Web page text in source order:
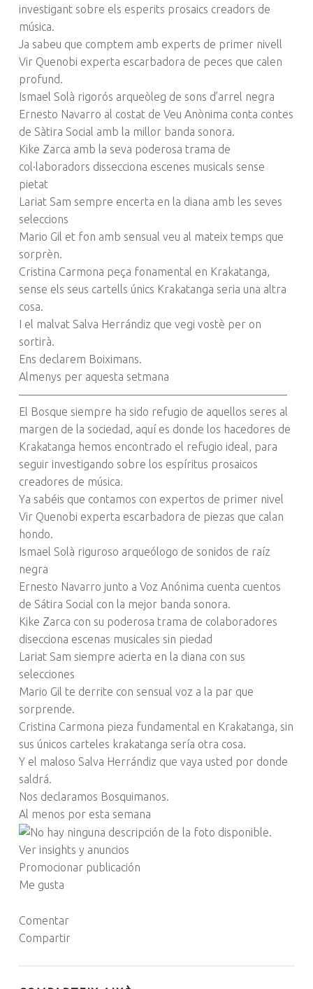
investigant sobre els esperits prosaics creadors de
música.
Ja sabeu que comptem amb experts de primer nivell
Vir Quenobi experta escarbadora de peces que calen
profund.
Ismael Solà rigorós arqueòleg de sons d’arrel negra
Ernesto Navarro al costat de Veu Anònima conta contes
de Sàtira Social amb la millor banda sonora.
Kike Zarca amb la seva poderosa trama de
col·laboradors dissecciona escenes musicals sense
pietat
Lariat Sam sempre encerta en la diana amb les seves
seleccions
Mario Gil et fon amb sensual veu al mateix temps que
sorprèn.
Cristina Carmona peça fonamental en Krakatanga,
sense els seus cartells únics Krakatanga seria una altra
cosa.
I el malvat Salva Herrándiz que vegi vostè per on
sortirà.
Ens declarem Boiximans.
Almenys per aquesta setmana
————————————————————————
El Bosque siempre ha sido refugio de aquellos seres al
margen de la sociedad, aquí es donde los hacedores de
Krakatanga hemos encontrado el refugio ideal, para
seguir investigando sobre los espíritus prosaicos
creadores de música.
Ya sabéis que contamos con expertos de primer nivel
Vir Quenobi experta escarbadora de piezas que calan
hondo.
Ismael Solà riguroso arqueólogo de sonidos de raíz
negra
Ernesto Navarro junto a Voz Anónima cuenta cuentos
de Sátira Social con la mejor banda sonora.
Kike Zarca con su poderosa trama de colaboradores
disecciona escenas musicales sin piedad
Lariat Sam siempre acierta en la diana con sus
selecciones
Mario Gil te derrite con sensual voz a la par que
sorprende.
Cristina Carmona pieza fundamental en Krakatanga, sin
sus únicos carteles krakatanga sería otra cosa.
Y el maloso Salva Herrándiz que vaya usted por donde
saldrá.
Nos declaramos Bosquimanos.
Al menos por esta semana
Ver insights y anuncios
Promocionar publicación
Me gusta
Comentar
Compartir